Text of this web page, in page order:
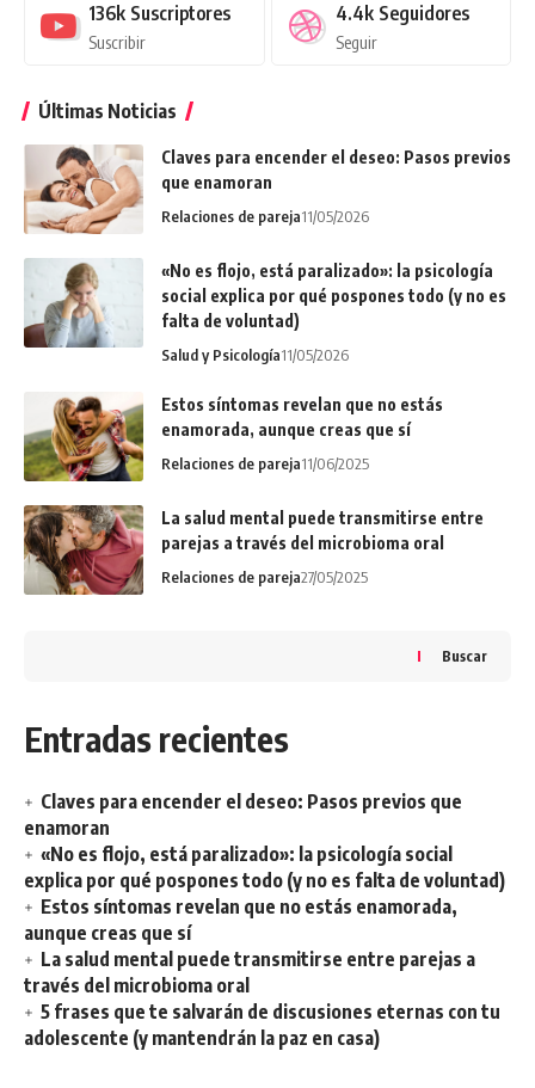
136k Suscriptores
Suscribir
4.4k Seguidores
Seguir
Últimas Noticias
Claves para encender el deseo: Pasos previos
que enamoran
Relaciones de pareja11/05/2026
«No es flojo, está paralizado»: la psicología
social explica por qué pospones todo (y no es
falta de voluntad)
Salud y Psicología11/05/2026
Estos síntomas revelan que no estás
enamorada, aunque creas que sí
Relaciones de pareja11/06/2025
La salud mental puede transmitirse entre
parejas a través del microbioma oral
Relaciones de pareja27/05/2025
Buscar
Entradas recientes
Claves para encender el deseo: Pasos previos que
enamoran
«No es flojo, está paralizado»: la psicología social
explica por qué pospones todo (y no es falta de voluntad)
Estos síntomas revelan que no estás enamorada,
aunque creas que sí
La salud mental puede transmitirse entre parejas a
través del microbioma oral
5 frases que te salvarán de discusiones eternas con tu
adolescente (y mantendrán la paz en casa)